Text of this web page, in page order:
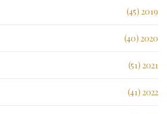
2019 (45)
2020 (40)
2021 (51)
2022 (41)